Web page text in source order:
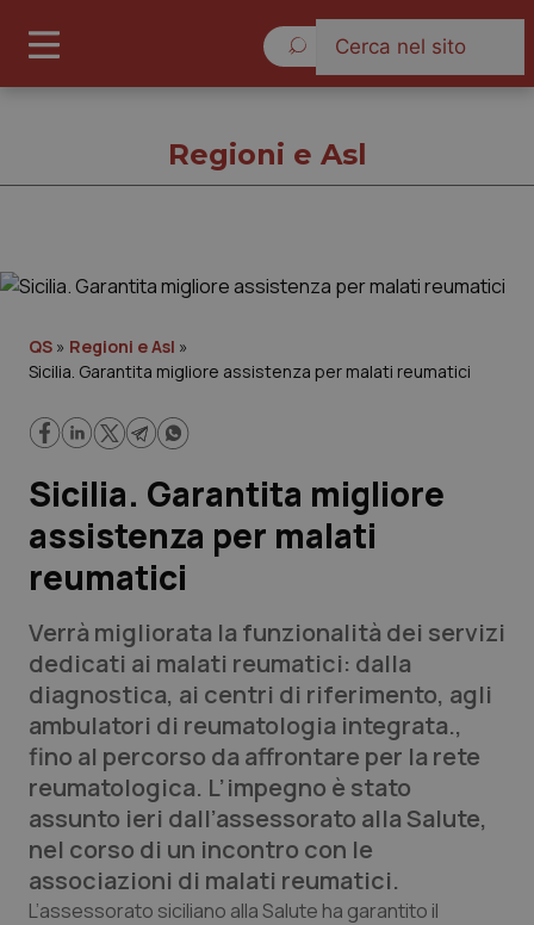
Cronache
Lavoro e Professioni
Scienza e Farmaci
Studi e Analisi
Lettere al direttore
Edizioni Regionali
QS Pro
Professionisti Sanitari.AI
Regioni e Asl
QS » Regioni e Asl »
Sicilia. Garantita migliore assistenza per malati reumatici
Sicilia. Garantita migliore
assistenza per malati
reumatici
Verrà migliorata la funzionalità dei servizi
dedicati ai malati reumatici: dalla
diagnostica, ai centri di riferimento, agli
ambulatori di reumatologia integrata.,
fino al percorso da affrontare per la rete
reumatologica. L’impegno è stato
assunto ieri dall’assessorato alla Salute,
nel corso di un incontro con le
associazioni di malati reumatici.
L’assessorato siciliano alla Salute ha garantito il